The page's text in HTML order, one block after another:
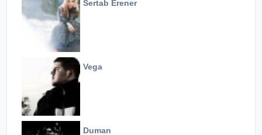
Sertab Erener
Vega
Duman